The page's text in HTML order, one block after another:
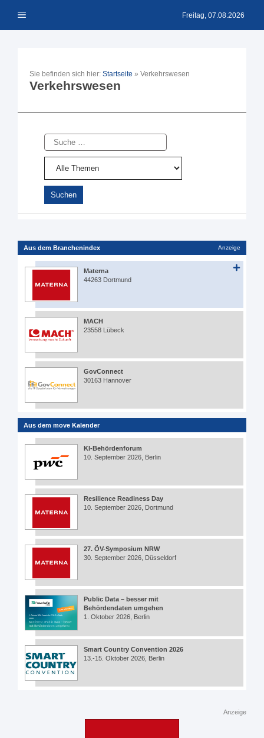
Inhalt Menü Freitag, 07.08.2026
Sie befinden sich hier: Startseite » Verkehrswesen
Verkehrswesen
Suche
Aus dem Branchenindex Anzeige
Materna
44263 Dortmund
MACH
23558 Lübeck
GovConnect
30163 Hannover
Aus dem move Kalender
KI-Behördenforum
10. September 2026, Berlin
Resilience Readiness Day
10. September 2026, Dortmund
27. ÖV-Symposium NRW
30. September 2026, Düsseldorf
Public Data – besser mit
Behördendaten umgehen
1. Oktober 2026, Berlin
Smart Country Convention 2026
13.-15. Oktober 2026, Berlin
Anzeige